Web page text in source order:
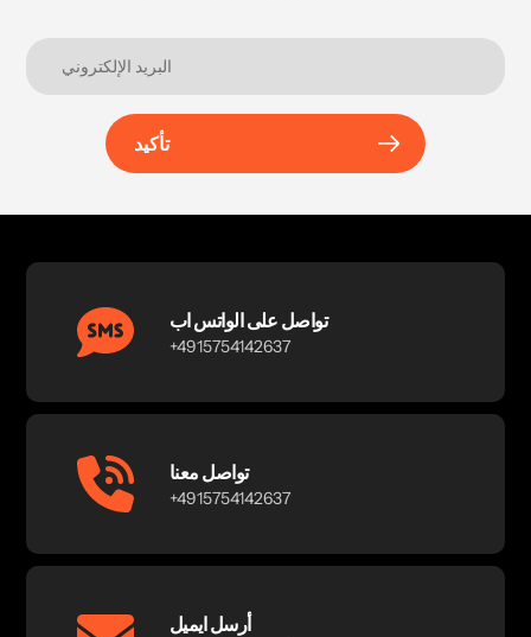
تأكيد
تواصل على الواتس اب
+4915754142637
تواصل معنا
+4915754142637
أرسل ايميل